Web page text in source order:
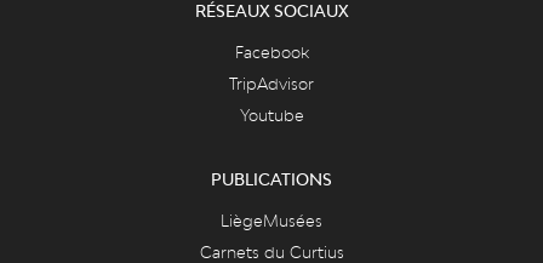
RÉSEAUX SOCIAUX
Facebook
TripAdvisor
Youtube
PUBLICATIONS
LiègeMusées
Carnets du Curtius